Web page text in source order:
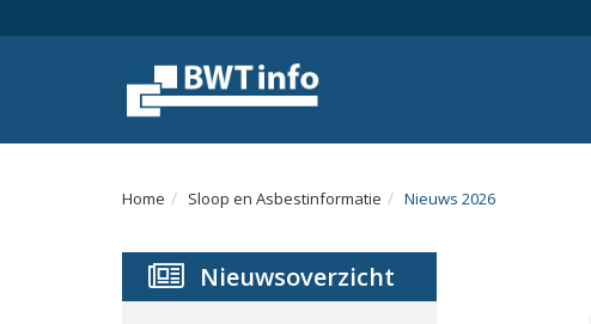
Menu
Home Sloop en Asbestinformatie Nieuws 2026
Nieuwsoverzicht